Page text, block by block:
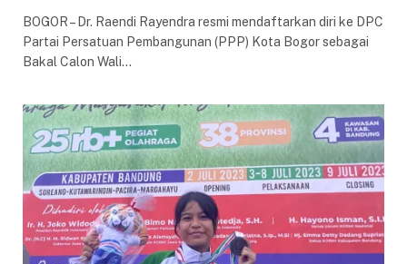
BOGOR – Dr. Raendi Rayendra resmi mendaftarkan diri ke DPC
Partai Persatuan Pembangunan (PPP) Kota Bogor sebagai
Bakal Calon Wali…